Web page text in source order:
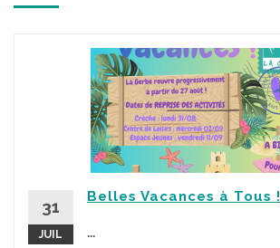
31
JUIL
Belles Vacances à Tous !